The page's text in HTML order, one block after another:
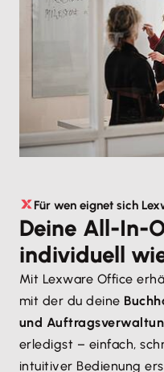
Für wen eignet sich
Deine All-In-
individuell
Mit Lexware Office
mit der du deine
und
erledigst – einfach,
intuitiver Bedienung